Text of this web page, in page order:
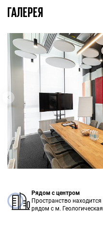
ГАЛЕРЕЯ
Рядом с центром
Пространство находится
рядом с м. Геологическая